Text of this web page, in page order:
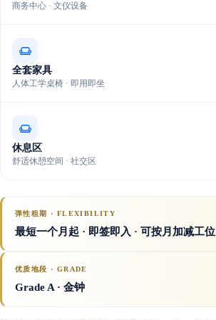
商务中心 · 文仪设备
全套家具
人体工学桌椅 · 即用即坐
休息区
舒适休憩空间 · 社交区
弹性租期 · FLEXIBILITY
最短一个月起 · 即签即入 · 可按月加减工位
优质地段 · GRADE
Grade A· 金钟